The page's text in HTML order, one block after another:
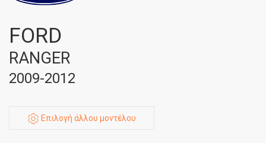
FORD
RANGER
2009-2012
Επιλογή άλλου μοντέλου